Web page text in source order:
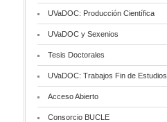
UVaDOC: Producción Científica
UVaDOC y Sexenios
Tesis Doctorales
UVaDOC: Trabajos Fin de Estudios
Acceso Abierto
Consorcio BUCLE